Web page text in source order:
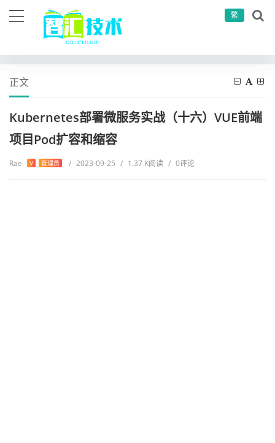
繁
正文
Kubernetes部署微服务实战（十六）VUE前端
项目Pod扩容和缩容
Rae V 管理员 / 2023-09-25 / 1.37 K阅读 / 0评论